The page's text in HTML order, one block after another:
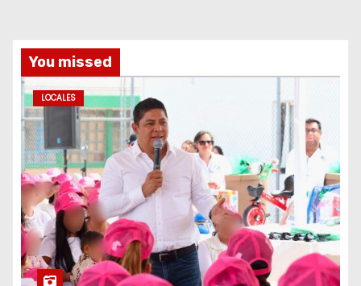
You missed
LOCALES